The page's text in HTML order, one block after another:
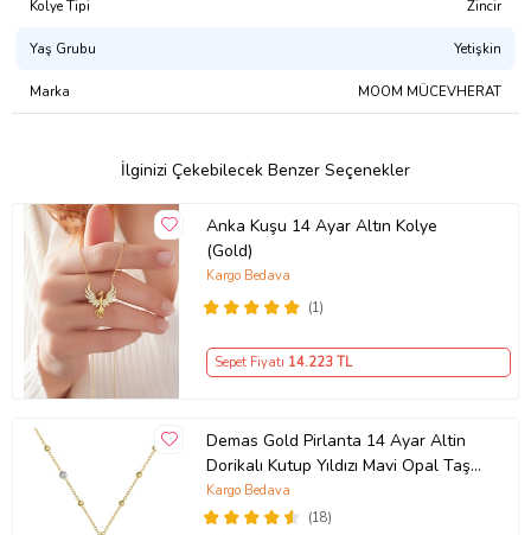
Kolye Tipi Zincir
Yaş Grubu Yetişkin
Marka MOOM MÜCEVHERAT
İlginizi Çekebilecek Benzer Seçenekler
Anka Kuşu 14 Ayar Altın Kolye
(Gold)
(1)
Kargo Bedava
Sepet Fiyatı 14.223TL
Demas Gold Pirlanta 14 Ayar Altin
Dorikalı Kutup Yıldızı Mavi Opal Taşlı
Kolye
(18)
Kargo Bedava